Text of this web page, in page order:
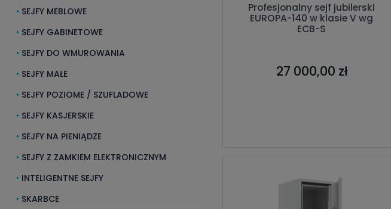
SEJFY MEBLOWE
SEJFY GABINETOWE
SEJFY DO WMUROWANIA
SEJFY MAŁE
SEJFY POZIOME / SZUFLADOWE
SEJFY KASJERSKIE
SEJFY NA PIENIĄDZE
SEJFY Z ZAMKIEM ELEKTRONICZNYM
INTELIGENTNE SEJFY
SKARBCE
Profesjonalny sejf jubilerski
EUROPA-140 w klasie V wg
ECB-S
27 000,00 zł